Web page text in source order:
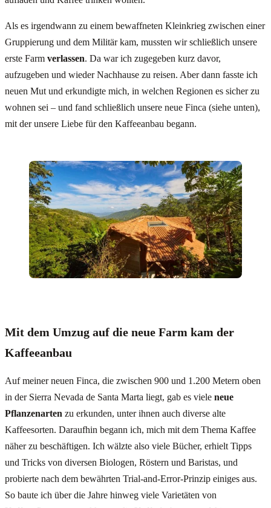
Als es irgendwann zu einem bewaffneten Kleinkrieg zwischen einer
Gruppierung und dem Militär kam, mussten wir schließlich unsere
erste Farm verlassen. Da war ich zugegeben kurz davor,
aufzugeben und wieder Nachhause zu reisen. Aber dann fasste ich
neuen Mut und erkundigte mich, in welchen Regionen es sicher zu
wohnen sei – und fand schließlich unsere neue Finca (siehe unten),
mit der unsere Liebe für den Kaffeeanbau begann.
Mit dem Umzug auf die neue Farm kam der
Kaffeeanbau
Auf meiner neuen Finca, die zwischen 900 und 1.200 Metern oben
in der Sierra Nevada de Santa Marta liegt, gab es viele neue
Pflanzenarten zu erkunden, unter ihnen auch diverse alte
Kaffeesorten. Daraufhin begann ich, mich mit dem Thema Kaffee
näher zu beschäftigen. Ich wälzte also viele Bücher, erhielt Tipps
und Tricks von diversen Biologen, Röstern und Baristas, und
probierte nach dem bewährten Trial-and-Error-Prinzip einiges aus.
So baute ich über die Jahre hinweg viele Varietäten von